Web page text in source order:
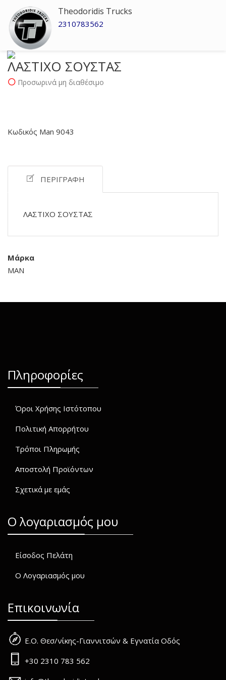
Theodoridis Trucks
2310783562
ΛΑΣΤΙΧΟ ΣΟΥΣΤΑΣ
Προσωρινά μη διαθέσιμο
Κωδικός Man 9043
ΠΕΡΙΓΡΑΦΉ
ΛΑΣΤΙΧΟ ΣΟΥΣΤΑΣ
Μάρκα
MAN
Πληροφορίες
Όροι Χρήσης Ιστότοπου
Πολιτική Απορρήτου
Τρόποι Πληρωμής
Αποστολή Προϊόντων
Σχετικά με εμάς
O λογαριασμός μου
Είσοδος Πελάτη
Ο Λογαριασμός μου
Επικοινωνία
Ε.Ο. Θεσ/νίκης-Γιαννιτσών & Εγνατία Οδός
+30 2310 783 562